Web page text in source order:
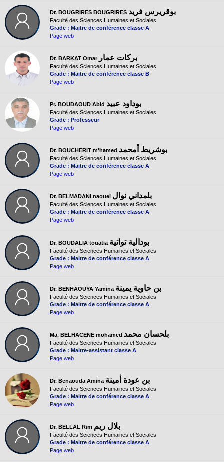
Dr. BOUGRIRES BOUGRIRES بوقريرس فريد
Faculté des Sciences Humaines et Sociales
Grade : Maitre de conférence classe A
Page web
Dr. BARKAT Omar بركات عمار
Faculté des Sciences Humaines et Sociales
Grade : Maitre de conférence classe B
Page web
Pr. BOUDAOUD Abid بوداود عبيد
Faculté des Sciences Humaines et Sociales
Grade : Professeur
Page web
Dr. BOUCHERIT m'hamed بوشريط أمحمد
Faculté des Sciences Humaines et Sociales
Grade : Maitre de conférence classe A
Page web
Dr. BELMADANI naouel بلمداني نوال
Faculté des Sciences Humaines et Sociales
Grade : Maitre de conférence classe A
Page web
Dr. BOUDALIA touatia بودالية تواتية
Faculté des Sciences Humaines et Sociales
Grade : Maitre de conférence classe A
Page web
Dr. BENHAOUYA Yamina بن حاوية يمينة
Faculté des Sciences Humaines et Sociales
Grade : Maitre de conférence classe A
Page web
Ma. BELHACENE mohamed بلحسان محمد
Faculté des Sciences Humaines et Sociales
Grade : Maitre-assistant classe A
Page web
Dr. Benaouda Amina بن عودة أمينة
Faculté des Sciences Humaines et Sociales
Grade : Maitre de conférence classe A
Page web
Dr. BELLAL Rim بلال ريم
Faculté des Sciences Humaines et Sociales
Grade : Maitre de conférence classe A
Page web